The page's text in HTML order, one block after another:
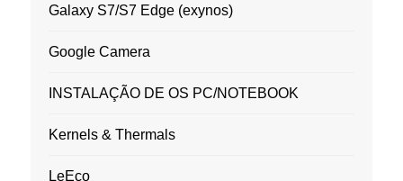
Galaxy S7/S7 Edge (exynos)
Google Camera
INSTALAÇÃO DE OS PC/NOTEBOOK
Kernels & Thermals
LeEco